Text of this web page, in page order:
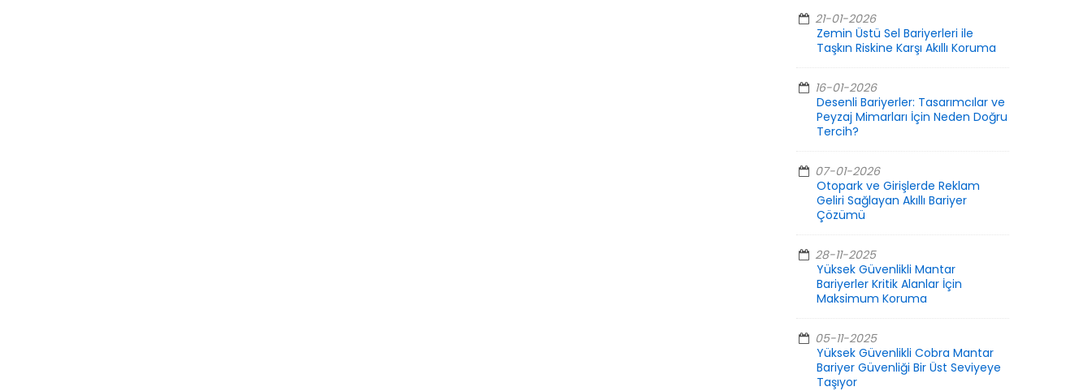
21-01-2026
Zemin Üstü Sel Bariyerleri ile
Taşkın Riskine Karşı Akıllı Koruma
16-01-2026
Desenli Bariyerler: Tasarımcılar ve
Peyzaj Mimarları İçin Neden Doğru
Tercih?
07-01-2026
Otopark ve Girişlerde Reklam
Geliri Sağlayan Akıllı Bariyer
Çözümü
28-11-2025
Yüksek Güvenlikli Mantar
Bariyerler Kritik Alanlar İçin
Maksimum Koruma
05-11-2025
Yüksek Güvenlikli Cobra Mantar
Bariyer Güvenliği Bir Üst Seviyeye
Taşıyor